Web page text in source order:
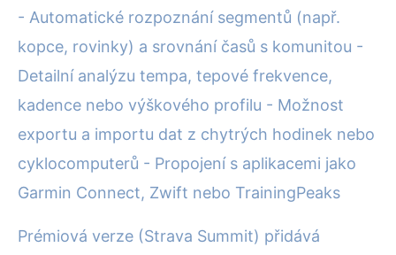
- Automatické rozpoznání segmentů (např.
kopce, rovinky) a srovnání časů s komunitou -
Detailní analýzu tempa, tepové frekvence,
kadence nebo výškového profilu - Možnost
exportu a importu dat z chytrých hodinek nebo
cyklocomputerů - Propojení s aplikacemi jako
Garmin Connect, Zwift nebo TrainingPeaks
Prémiová verze (Strava Summit) přidává